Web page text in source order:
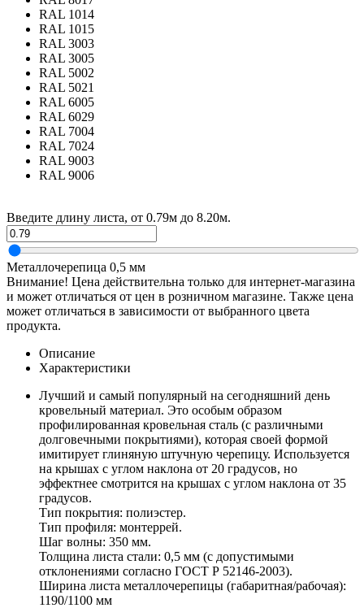
RAL 1014
RAL 1015
RAL 3003
RAL 3005
RAL 5002
RAL 5021
RAL 6005
RAL 6029
RAL 7004
RAL 7024
RAL 9003
RAL 9006
Введите длину листа, от 0.79м до 8.20м.
Металлочерепица 0,5 мм
Внимание! Цена действительна только для интернет-магазина
и может отличаться от цен в розничном магазине. Также цена
может отличаться в зависимости от выбранного цвета
продукта.
Описание
Характеристики
Лучший и самый популярный на сегодняшний день
кровельный материал. Это особым образом
профилированная кровельная сталь (с различными
долговечными покрытиями), которая своей формой
имитирует глиняную штучную черепицу. Используется
на крышах с углом наклона от 20 градусов, но
эффектнее смотрится на крышах с углом наклона от 35
градусов.
Тип покрытия: полиэстер.
Тип профиля: монтеррей.
Шаг волны: 350 мм.
Толщина листа стали: 0,5 мм (с допустимыми
отклонениями согласно ГОСТ Р 52146-2003).
Ширина листа металлочерепицы (габаритная/рабочая):
1190/1100 мм